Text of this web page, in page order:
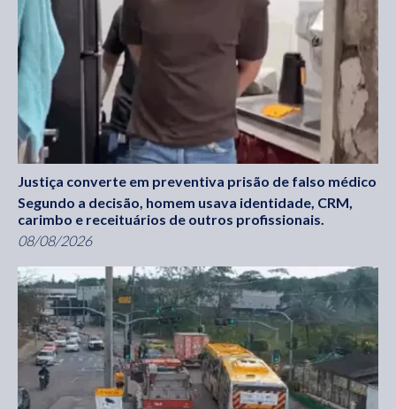
Justiça converte em preventiva prisão de falso médico
Segundo a decisão, homem usava identidade, CRM,
carimbo e receituários de outros profissionais.
08/08/2026